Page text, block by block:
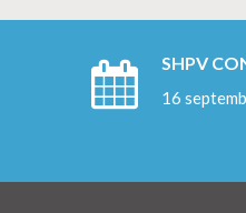
SHPV
16